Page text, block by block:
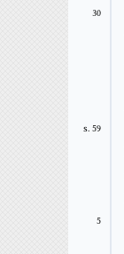
30
S. 59
5